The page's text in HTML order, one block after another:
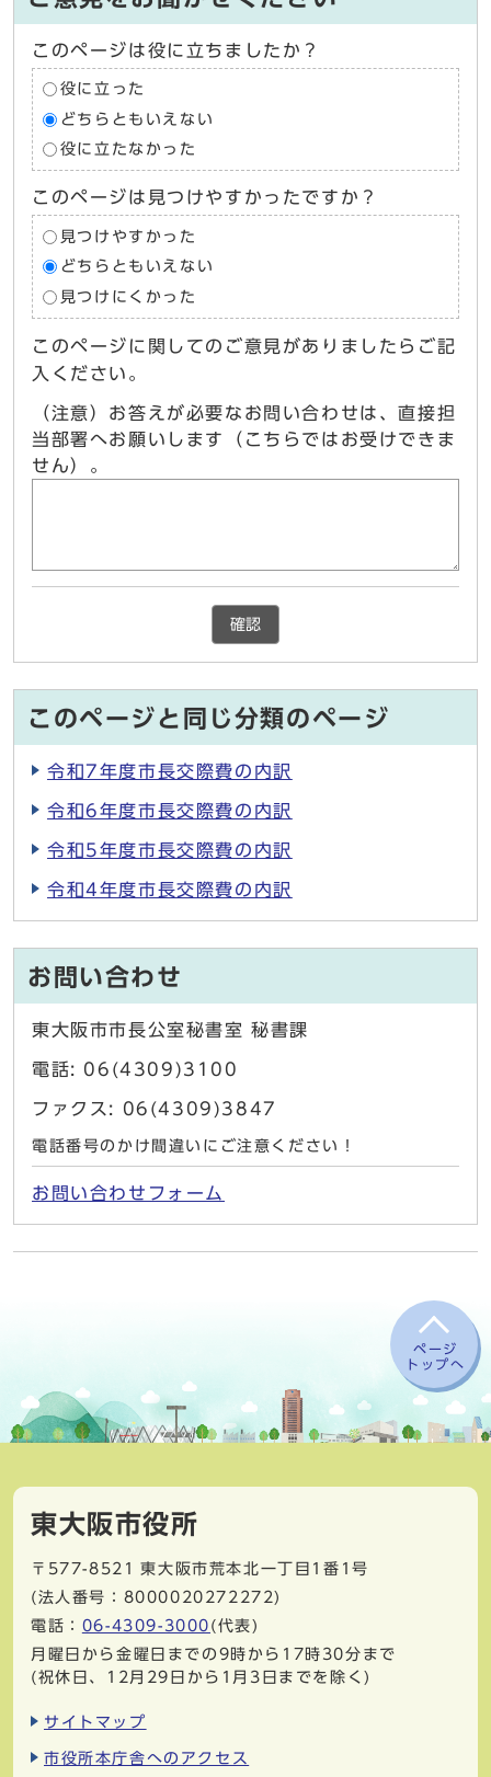
このページは役に立ちましたか？
役に立った
どちらともいえない
役に立たなかった
このページは見つけやすかったですか？
見つけやすかった
どちらともいえない
見つけにくかった
このページに関してのご意見がありましたらご記
入ください。
（注意）お答えが必要なお問い合わせは、直接担
当部署へお願いします（こちらではお受けできま
せん）。
確認
このページと同じ分類のページ
令和7年度市長交際費の内訳
令和6年度市長交際費の内訳
令和5年度市長交際費の内訳
令和4年度市長交際費の内訳
お問い合わせ
東大阪市市長公室秘書室 秘書課
電話: 06(4309)3100
ファクス: 06(4309)3847
電話番号のかけ間違いにご注意ください！
お問い合わせフォーム
ページ
トップへ
東大阪市役所
〒577-8521
東大阪市荒本北一丁目1番1号
(法人番号：8000020272272)
電話： 06-4309-3000 (代表)
月曜日から金曜日までの9時から17時30分まで
(祝休日、12月29日から1月3日までを除く)
サイトマップ
市役所本庁舎へのアクセス